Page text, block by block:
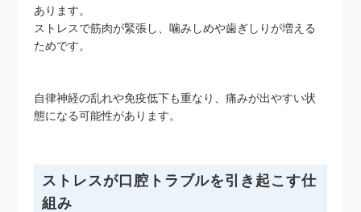
あります。
ストレスで筋肉が緊張し、噛みしめや歯ぎしりが増える
ためです。
自律神経の乱れや免疫低下も重なり、痛みが出やすい状
態になる可能性があります。
ストレスが口腔トラブルを引き起こす仕
組み